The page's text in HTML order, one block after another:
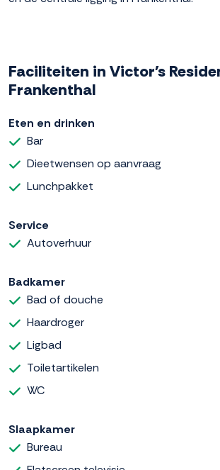
Faciliteiten in Victor's
Frankenthal
Eten en drinken
Bar
Dieetwensen op aanvraag
Lunchpakket
Service
Autoverhuur
Badkamer
Bad of douche
Haardroger
Ligbad
Toiletartikelen
WC
Slaapkamer
Bureau